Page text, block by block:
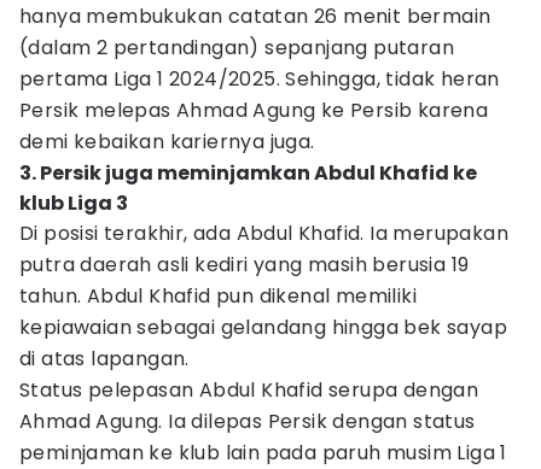
hanya membukukan catatan 26 menit bermain
(dalam 2 pertandingan) sepanjang putaran
pertama Liga 1 2024/2025. Sehingga, tidak heran
Persik melepas Ahmad Agung ke Persib karena
demi kebaikan kariernya juga.
3. Persik juga meminjamkan Abdul Khafid ke
klub Liga 3
Di posisi terakhir, ada Abdul Khafid. Ia merupakan
putra daerah asli kediri yang masih berusia 19
tahun. Abdul Khafid pun dikenal memiliki
kepiawaian sebagai gelandang hingga bek sayap
di atas lapangan.
Status pelepasan Abdul Khafid serupa dengan
Ahmad Agung. Ia dilepas Persik dengan status
peminjaman ke klub lain pada paruh musim Liga 1